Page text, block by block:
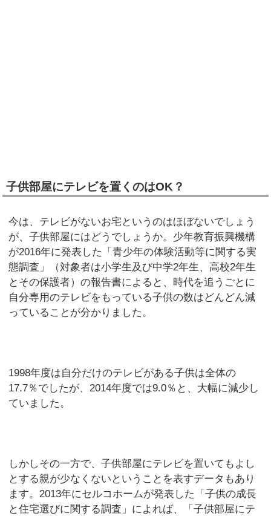
子供部屋にテレビを置くのはOK？
今は、テレビがないお宅というのはほぼないでしょう
が、子供部屋にはどうでしょうか。少年教育振興機構
が2016年に発表した「青少年の体験活動等に関する実
態調査」（対象者は小学生及び中学2年生、高校2年生
とその保護者）の報告書によると、時代を追うごとに
自分専用のテレビをもっている子供の数はどんどん減
っていることが分かりました。
1998年度は自分だけのテレビがある子供は全体の
17.7％でしたが、2014年度では9.0％と、大幅に減少し
ていました。
しかしその一方で、子供部屋にテレビを置いてもよし
とする親が少なくないということを表すデータもあり
ます。2013年にセルコホームが発表した「子供の成長
と住宅選びに関する調査」によれば、「子供部屋にテ